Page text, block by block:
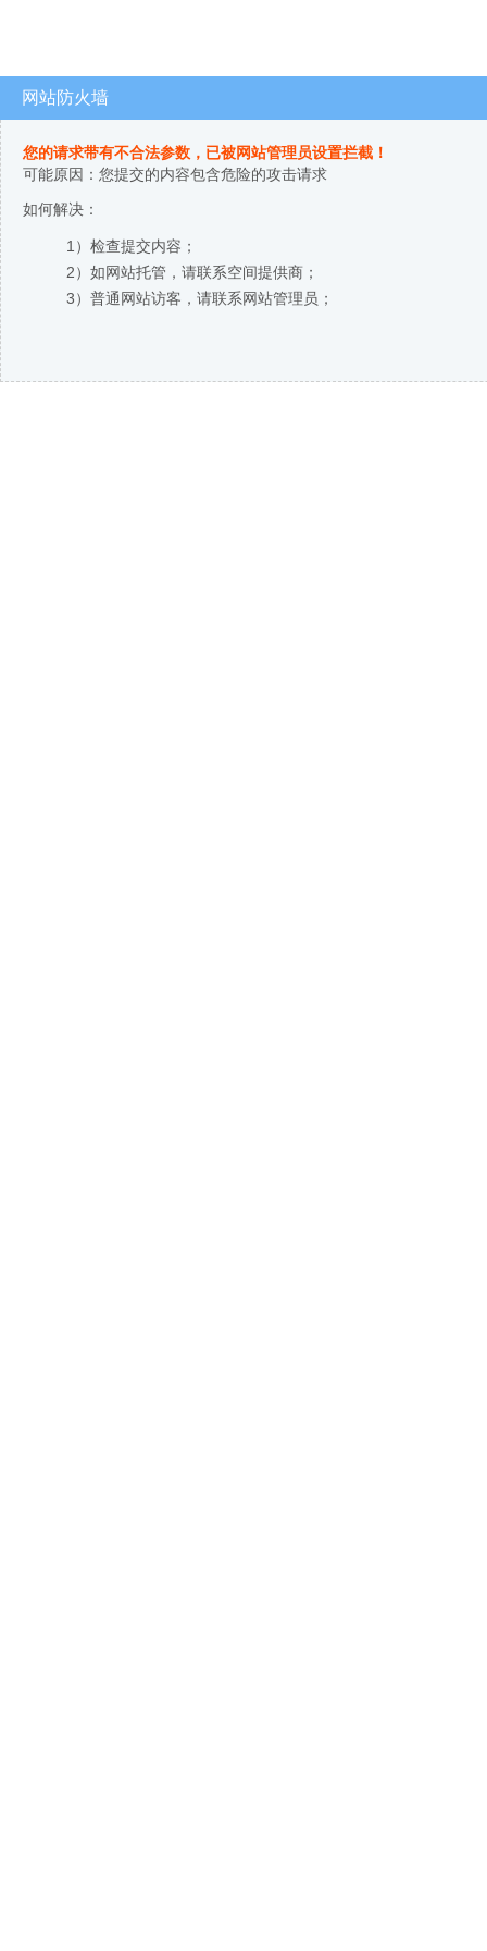
网站防火墙
您的请求带有不合法参数，已被网站管理员设置拦截！
可能原因：您提交的内容包含危险的攻击请求
如何解决：
1）检查提交内容；
2）如网站托管，请联系空间提供商；
3）普通网站访客，请联系网站管理员；